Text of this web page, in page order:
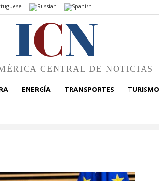
ICN
CENTRAL DE NOTICIAS
ENERGÍA TRANSPORTES TURISMO